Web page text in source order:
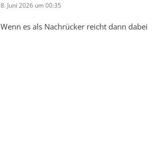
8. Juni 2026 um 00:35
Wenn es als Nachrücker reicht dann dabei